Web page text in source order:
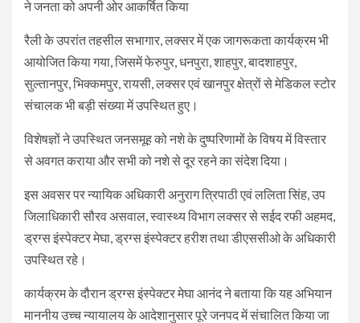
ने जनता को अपनी ओर आकर्षित किया
रैली के उपरांत तहसील सभागार, लक्सर में एक जागरूकता कार्यक्रम भी
आयोजित किया गया, जिसमें फेरुपुर, धनपुरा, शाहपुर, बादशाहपुर,
सुल्तानपुर, भिक्कमपुर, रायसी, लक्सर एवं खानपुर क्षेत्रों से मेडिकल स्टोर
संचालक भी बड़ी संख्या में उपस्थित हुए।
विशेषज्ञों ने उपस्थित जनसमूह को नशे के दुष्परिणामों के विषय में विस्तार
से अवगत कराया और सभी को नशे से दूर रहने का संदेश दिया।
इस अवसर पर न्यायिक अधिकारी अनुराग त्रिपाठी एवं ललिता सिंह, उप
जिलाधिकारी सौरव असवाल, स्वास्थ्य विभाग लक्सर से सईद रफी अहमद,
ड्रग्स इंस्पेक्टर मेघा, ड्रग्स इंस्पेक्टर हरीश तथा डीएससीओ के अधिकारी
उपस्थित रहे।
कार्यक्रम के दौरान ड्रग्स इंस्पेक्टर मेघा आनंद ने बताया कि यह अभियान
माननीय उच्च न्यायालय के आदेशानुसार पूरे जनपद में संचालित किया जा